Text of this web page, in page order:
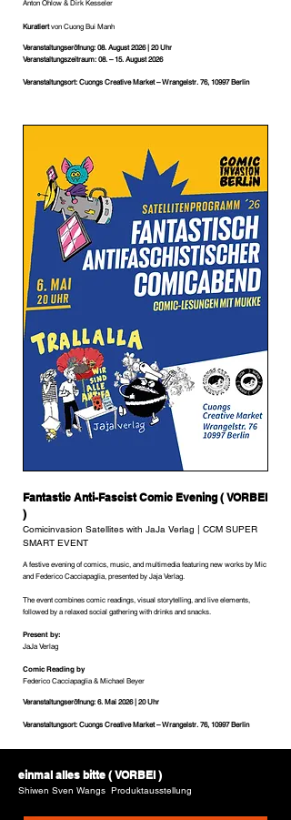
Anton Ohlow & Dirk Kesseler
Kuratiertvon Cuong Bui Manh
Veranstaltungseröfnung: 08. August 2026 | 20 Uhr
Veranstaltungszeitraum: 08. – 15. August 2026
Veranstaltungsort: Cuongs Creative Market – Wrangelstr. 76, 10997 Berlin
Fantastic Anti-Fascist Comic Evening ( VORBEI
)
Comicinvasion Satellites with JaJa Verlag | CCM SUPER
SMART EVENT
A festive evening of comics, music, and multimedia featuring new works by Mic
and Federico Cacciapaglia, presented by Jaja Verlag.
The event combines comic readings, visual storytelling, and live elements,
followed by a relaxed social gathering with drinks and snacks.
Present by:
JaJa Verlag
Comic Reading by
Federico Cacciapaglia & Michael Beyer
Veranstaltungseröfnung: 6. Mai 2026 | 20 Uhr
Veranstaltungsort: Cuongs Creative Market – Wrangelstr. 76, 10997 Berlin
einmal alles bitte ( VORBEI )
Shiwen Sven Wangs Produktausstellung